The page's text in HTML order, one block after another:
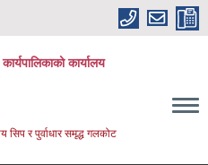
कार्यालय
सिप र पुर्वाधार समृद्ध गलकोट